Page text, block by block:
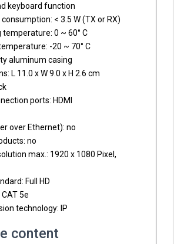
keyboard function
< 3.5 W (TX or RX)
temperature: 0 ~ 60° C
-20 ~ 70° C
aluminum casing
L 11.0 x W 9.0 x H 2.6 cm
ports: HDMI
over Ethernet): no
no
max.: 1920 x 1080 Pixel,
Full HD
5e
technology: IP
content